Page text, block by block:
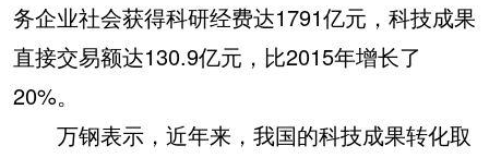
务企业社会获得科研经费达1791亿元，科技成果
直接交易额达130.9亿元，比2015年增长了
20%。
万钢表示，近年来，我国的科技成果转化取